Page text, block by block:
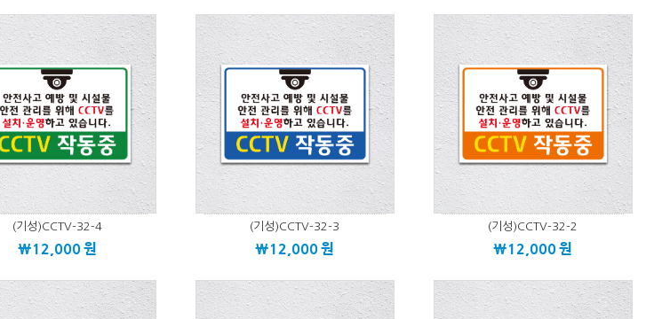
(기성)CCTV-32-4
\12,000원
(기성)CCTV-32-3
\12,000원
(기성)CCTV-32-2
\12,000원